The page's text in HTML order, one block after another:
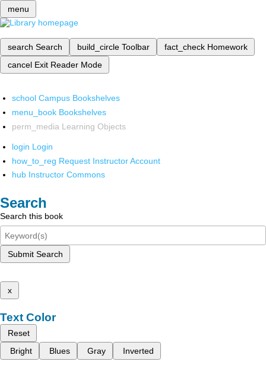
menu
search Search build_circle Toolbar fact_check Homework
cancel Exit Reader Mode
school Campus Bookshelves
menu_book Bookshelves
perm_media Learning Objects
login Login
how_to_reg Request Instructor Account
hub Instructor Commons
Search
Search this book
Submit Search
x
Text Color
Reset
Bright
Blues Gray Inverted